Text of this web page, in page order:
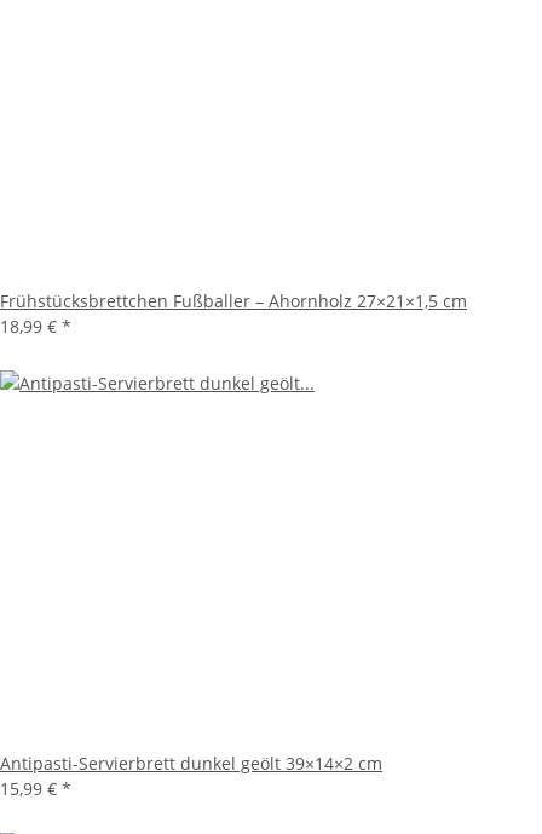
Frühstücksbrettchen Fußballer – Ahornholz 27×21×1,5 cm
18,99 € *
Antipasti-Servierbrett dunkel geölt 39×14×2 cm
15,99 € *